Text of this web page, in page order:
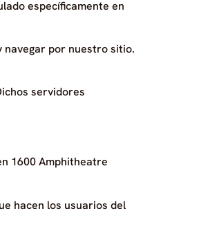
específicamente en
navegar por nuestro sitio.
servidores
1600 Amphitheatre
hacen los usuarios del